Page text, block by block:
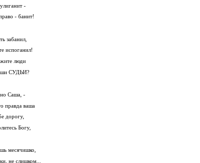
-
- банит!
забанил,
испоганил!
люди
СУДЬИ?
Саша, -
правда ваша
дорогу,
Богу,
месячишко,
не слишком...